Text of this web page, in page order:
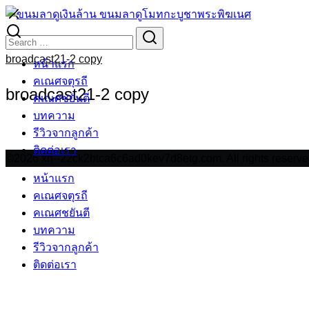
Skip
to
content
หน้าแรก
คเณศจตุรถี
คเณศชยันตี
บทความ
รีวิวจากลูกค้า
ติดต่อเรา
หน้าแรก
คเณศจตุรถี
คเณศชยันตี
บทความ
รีวิวจากลูกค้า
ติดต่อเรา
Search
for:
broadcast21-2 copy
broadcast21-2 copy
©2026 xn--22ck2btca6c6ad0kev7d8etg.com. All rights